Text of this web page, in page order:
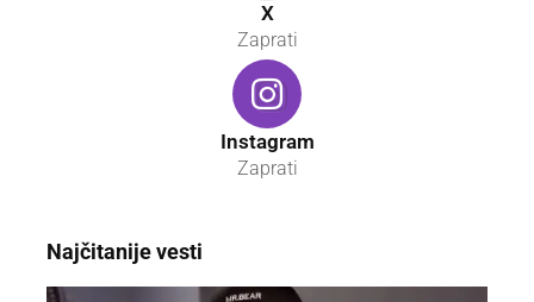
X
Zaprati
Instagram
Zaprati
Najčitanije vesti